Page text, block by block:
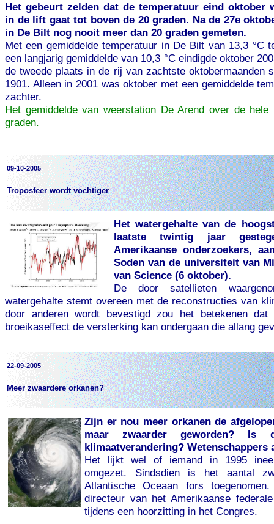
Het gebeurt zelden dat de temperatuur eind oktober
in de lift gaat tot boven de 20 graden. Na de 27e
in De Bilt nog nooit meer dan 20 graden gemeten.
Met een gemiddelde temperatuur in De Bilt van 13,3 °C
een langjarig gemiddelde van 10,3 °C eindigde oktober
de tweede plaats in de rij van zachtste oktobermaanden
1901. Alleen in 2001 was oktober met een gemiddelde
zachter.
Het gemiddelde van weerstation De Arend over de
graden.
09-10-2005
Troposfeer wordt vochtiger
Het watergehalte van de
laatste twintig jaar
Amerikaanse onderzoekers,
Soden van de universiteit van
van Science (6 oktober).
De door satellieten
watergehalte stemt overeen met de reconstructies van
door anderen wordt bevestigd zou het betekenen dat
broeikaseffect de versterking kan ondergaan die allang
22-09-2005
Meer zwaardere orkanen?
Zijn er nou meer orkanen de
maar zwaarder geworden?
klimaatverandering? Wetenschappers
Het lijkt wel of iemand in 1995
omgezet. Sindsdien is het aantal
Atlantische Oceaan fors
directeur van het Amerikaanse
tijdens een hoorzitting in het Congres.